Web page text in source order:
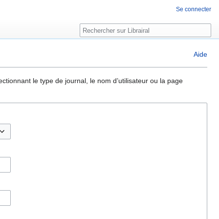
Aide
le type de journal, le nom d’utilisateur ou la page
Se connecter
Rechercher